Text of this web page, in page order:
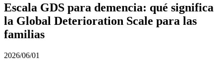
Escala GDS para demencia: qué significa
la Global Deterioration Scale para las
familias
2026/06/01